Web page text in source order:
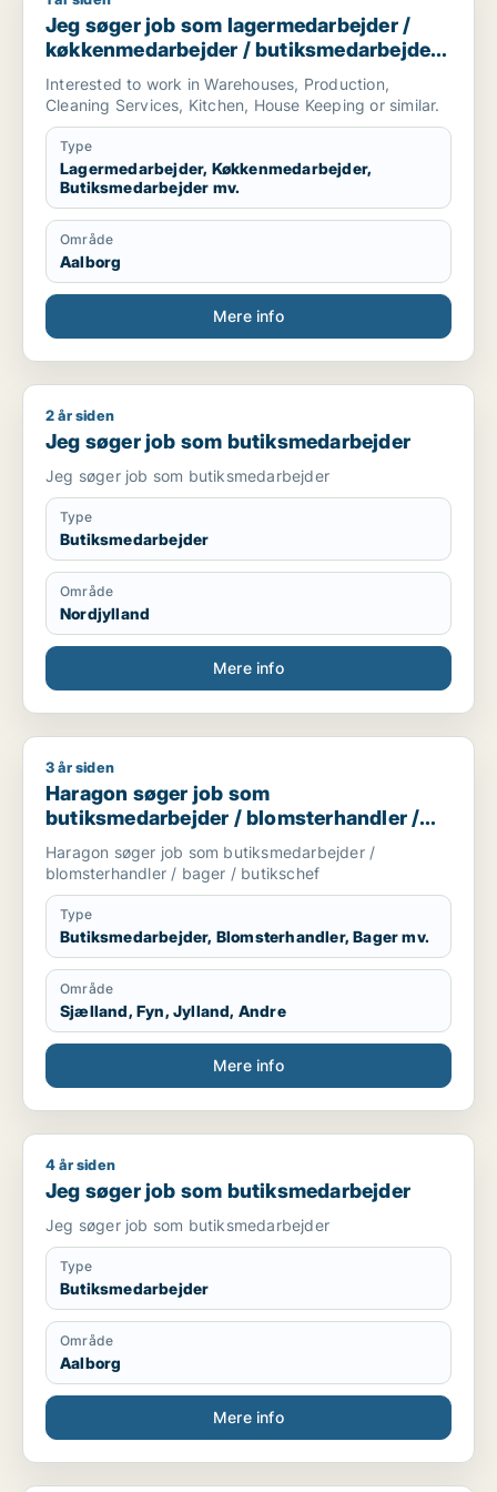
Jeg søger job som lagermedarbejder /
køkkenmedarbejder / butiksmedarbejder /
ufaglært / hotelmedarbejder
Interested to work in Warehouses, Production,
Cleaning Services, Kitchen, House Keeping or similar.
Type
Lagermedarbejder, Køkkenmedarbejder,
Butiksmedarbejder mv.
Område
Aalborg
Mere info
Jeg søger job som butiksmedarbejder
2 år siden
Jeg søger job som butiksmedarbejder
Jeg søger job som butiksmedarbejder
Type
Butiksmedarbejder
Område
Nordjylland
Mere info
Haragon søger job som butiksmedarbejder /
3 år siden
Haragon søger job som
butiksmedarbejder / blomsterhandler /
bager / butikschef
Haragon søger job som butiksmedarbejder /
blomsterhandler / bager / butikschef
Type
Butiksmedarbejder, Blomsterhandler, Bager mv.
Område
Sjælland, Fyn, Jylland, Andre
Mere info
Jeg søger job som butiksmedarbejder
4 år siden
Jeg søger job som butiksmedarbejder
Jeg søger job som butiksmedarbejder
Type
Butiksmedarbejder
Område
Aalborg
Mere info